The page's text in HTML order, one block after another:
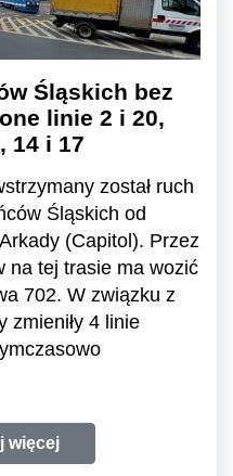
Śląskich bez
linie 2 i 20,
14 i 17
został ruch
Śląskich od
(Capitol). Przez
na tej trasie ma wozić
702. W związku z
zmieniły 4 linie
więcej